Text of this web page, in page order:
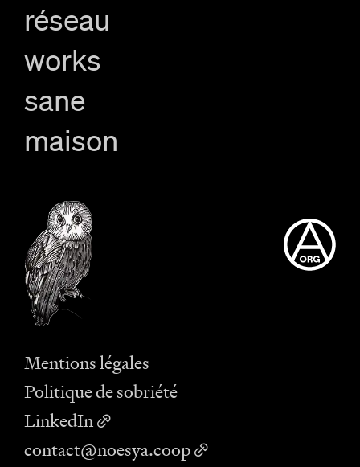
réseau
works
sane
maison
Mentions légales
Politique de sobriété
LinkedIn
contact@noesya.coop